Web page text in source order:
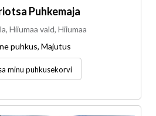
Puhkemaja
Hiiumaa vald, Hiiumaa
puhkus, Majutus
minu puhkusekorvi